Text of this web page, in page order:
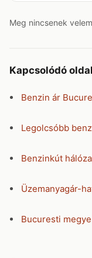
Meg nincsenek
Kapcsolódó
Benzin ár
Legolcsóbb
Benzinkút
Üzemanyagár-
Bucuresti